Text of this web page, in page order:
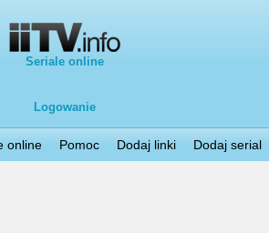
Seriale online
Logowanie
online Pomoc Dodaj linki Dodaj serial